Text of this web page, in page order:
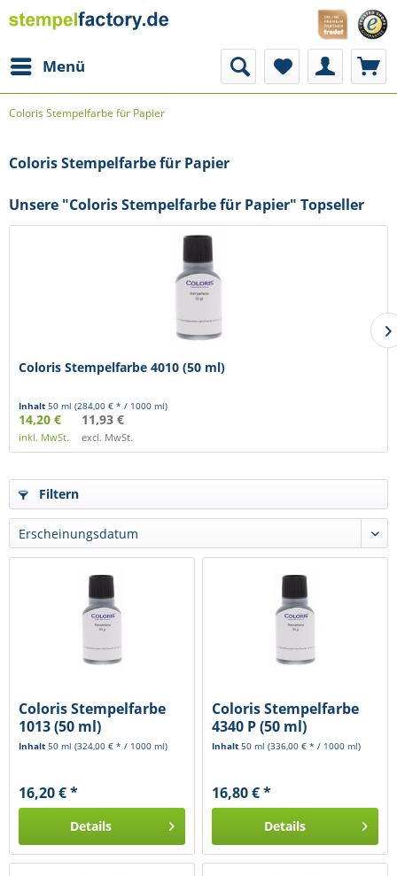
Menü
Coloris Stempelfarbe für Papier
Coloris Stempelfarbe für Papier
Unsere "Coloris Stempelfarbe für Papier" Topseller
Coloris Stempelfarbe 4010 (50 ml)
Inhalt 50 ml (284,00 € * / 1000 ml)
14,20 €
inkl. MwSt.
11,93 €
excl. MwSt.
Filtern
Coloris Stempelfarbe
1013 (50 ml)
Inhalt50 ml(324,00 € * / 1000 ml)
16,20 € *
Details
Coloris Stempelfarbe
4340 P (50 ml)
Inhalt50 ml(336,00 € * / 1000 ml)
16,80 € *
Details